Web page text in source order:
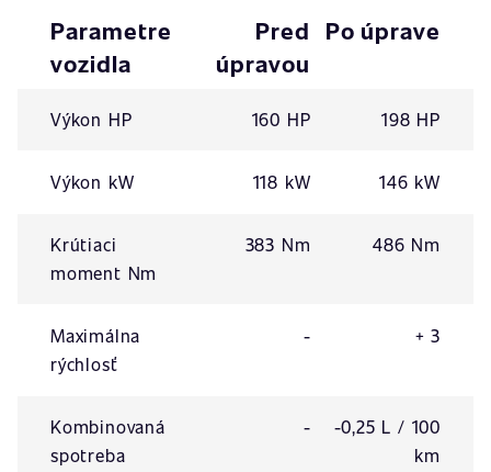
Parametre
vozidla
Pred
úpravou
Po úprave
Výkon HP 160 HP 198 HP
Výkon kW 118 kW 146 kW
Krútiaci
moment Nm
383 Nm 486 Nm
Maximálna
rýchlosť
- + 3
Kombinovaná
spotreba
-
-0,25 L / 100
km